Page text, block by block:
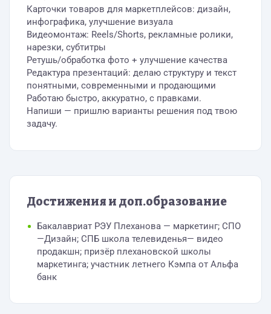
Карточки товаров для маркетплейсов: дизайн,
инфографика, улучшение визуала
Видеомонтаж: Reels/Shorts, рекламные ролики,
нарезки, субтитры
Ретушь/обработка фото + улучшение качества
Редактура презентаций: делаю структуру и текст
понятными, современными и продающими
Работаю быстро, аккуратно, с правками.
Напиши — пришлю варианты решения под твою
задачу.
Достижения и доп.образование
Бакалавриат РЭУ Плеханова — маркетинг; СПО
—Дизайн; СПБ школа телевиденья— видео
продакшн; призёр плехановской школы
маркетинга; участник летнего Кэмпа от Альфа
банк